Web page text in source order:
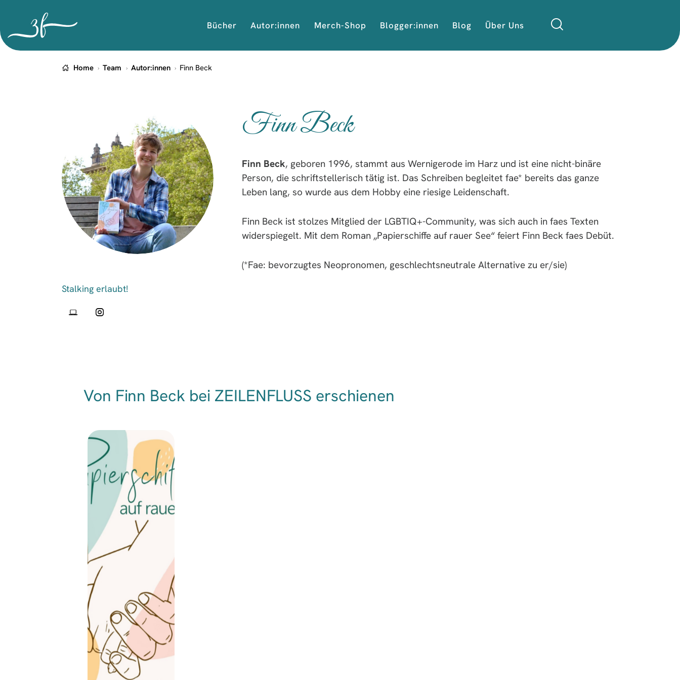
Bücher Autor:innen Merch-Shop Blogger:innen Blog Über Uns
Home Team Autor:innen Finn Beck
Finn Beck
Finn Beck, geboren 1996, stammt aus Wernigerode im Harz und ist eine nicht-binäre
Person, die schriftstellerisch tätig ist. Das Schreiben begleitet fae* bereits das ganze
Leben lang, so wurde aus dem Hobby eine riesige Leidenschaft.
Finn Beck ist stolzes Mitglied der LGBTIQ+-Community, was sich auch in faes Texten
widerspiegelt. Mit dem Roman „Papierschiffe auf rauer See“ feiert Finn Beck faes Debüt.
(*Fae: bevorzugtes Neopronomen, geschlechtsneutrale Alternative zu er/sie)
Von Finn Beck bei ZEILENFLUSS erschienen